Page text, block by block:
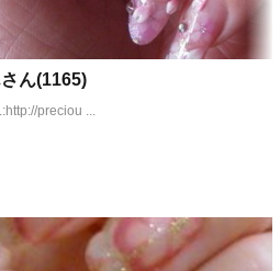
ん(1165)
preciou ...